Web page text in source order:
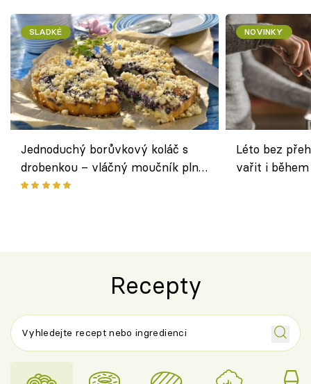
SLADKÉ
Jednoduchý borůvkový koláč s
drobenkou – vláčný moučník plný
ovoce
NOVINKY
Léto bez
vařit i
Recepty